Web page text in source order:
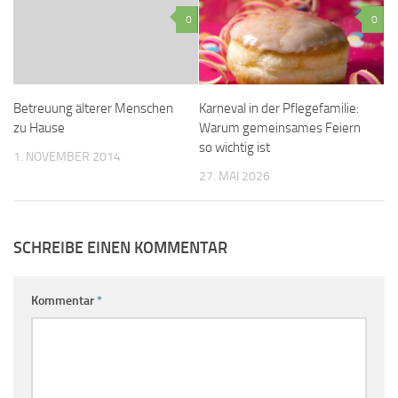
0
Betreuung älterer Menschen
zu Hause
1. NOVEMBER 2014
0
Karneval in der Pflegefamilie:
Warum gemeinsames Feiern
so wichtig ist
27. MAI 2026
SCHREIBE EINEN KOMMENTAR
Kommentar*